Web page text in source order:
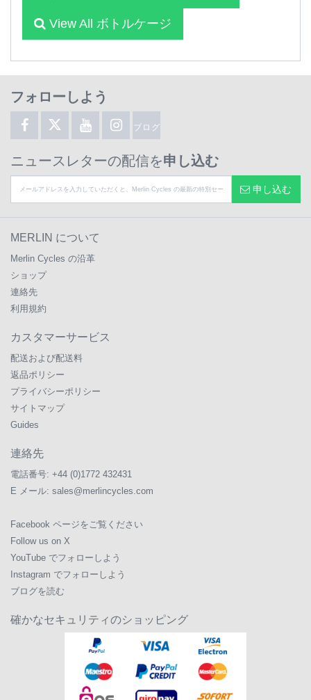
View All ボトルケージ
フォローしよう
ブログ
ニュースレターの配信を申し込む
申し込む
MERLIN について
Merlin Cycles の沿革
ショップ
連絡先
利用規約
カスタマーサービス
配送および配送料
返品ポリシー
プライバシーポリシー
サイトマップ
Guides
連絡先
電話番号: +44 (0)1772 432431
E メール: sales@merlincycles.com
Facebook ページをご覧ください
Follow us on X
YouTube でフォローしよう
Instagram でフォローしよう
ブログを読む
確かなセキュリティのショッピング